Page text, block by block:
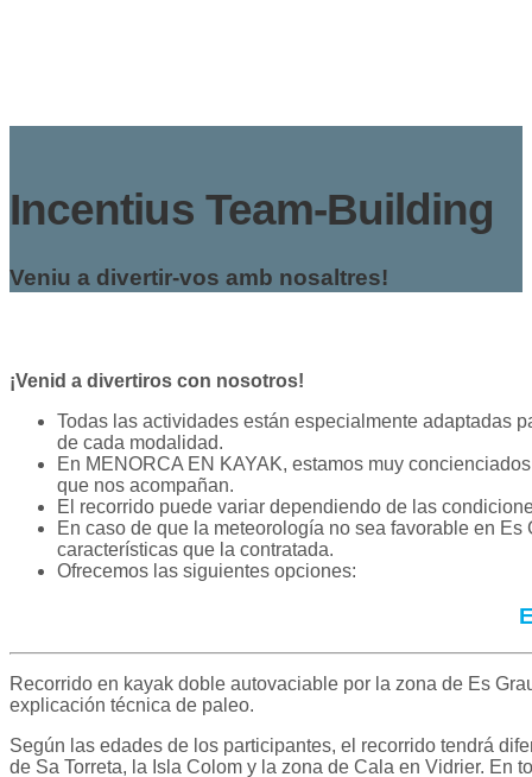
Incentius Team-Building
Veniu a divertir-vos amb nosaltres!
¡Venid a divertiros con nosotros!
Todas las actividades están especialmente adaptadas
de cada modalidad.
En MENORCA EN KAYAK, estamos muy
que nos acompañan.
El recorrido puede variar dependiendo de las
En caso de que la meteorología no sea favorable en
características que la contratada.
Ofrecemos las siguientes opciones:
Recorrido en kayak doble autovaciable por la zona de Es
explicación técnica de paleo.
Según las edades de los participantes, el recorrido tendrá
de Sa Torreta, la Isla Colom y la zona de Cala en Vidrier. En